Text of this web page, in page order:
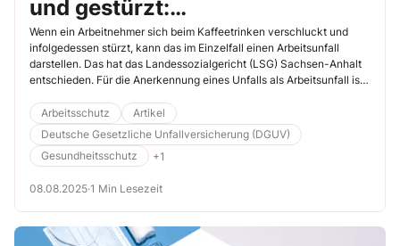
und gestürzt:
Landessozialgericht erkennt
Arbeitsunfall an
Wenn ein Arbeitnehmer sich beim Kaffeetrinken verschluckt und
infolgedessen stürzt, kann das im Einzelfall einen Arbeitsunfall
darstellen. Das hat das Landessozialgericht (LSG) Sachsen-Anhalt
entschieden. Für die Anerkennung eines Unfalls als Arbeitsunfall ist
Zeit des Unfalls seiner versicherten Haupttätigkeit zuzurechnen ist.
Warum Kaffeetrinken im vorliegenden Fall dazu zählte, erfahren Sie
in diesem Beitrag.
Arbeitsschutz
Artikel
Deutsche Gesetzliche Unfallversicherung (DGUV)
Gesundheitsschutz
+1
08.08.2025·1 Min Lesezeit